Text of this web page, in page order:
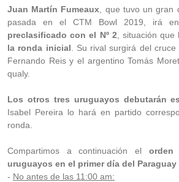
Juan Martín Fumeaux , que tuvo un gran
pasada en el CTM Bowl 2019, irá
preclasificado con el Nº 2 , situación
la ronda inicial . Su rival surgirá del
Fernando Reis y el argentino Tomás
qualy.
Los otros tres uruguayos debutarán
Isabel Pereira lo hará en partido
ronda.
Compartimos a continuación el
uruguayos en el primer día del
- No antes de las 11:00 am: